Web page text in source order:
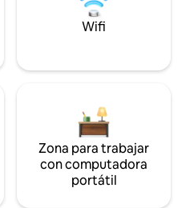
Wifi
Zona para trabajar
con computadora
portátil